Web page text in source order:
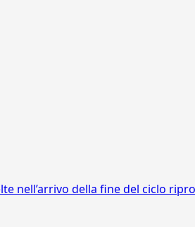
nell’arrivo della fine del ciclo